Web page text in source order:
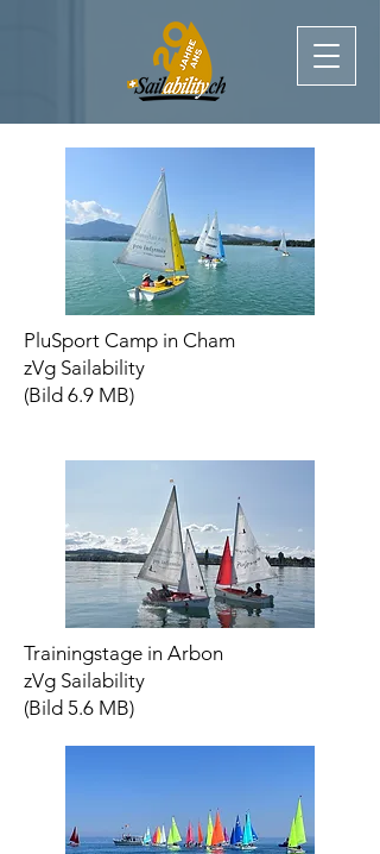
PluSport Camp in Cham
zVg Sailability
(Bild 6.9 MB)
Trainingstage in Arbon
zVg Sailability
​(Bild 5.6 MB)